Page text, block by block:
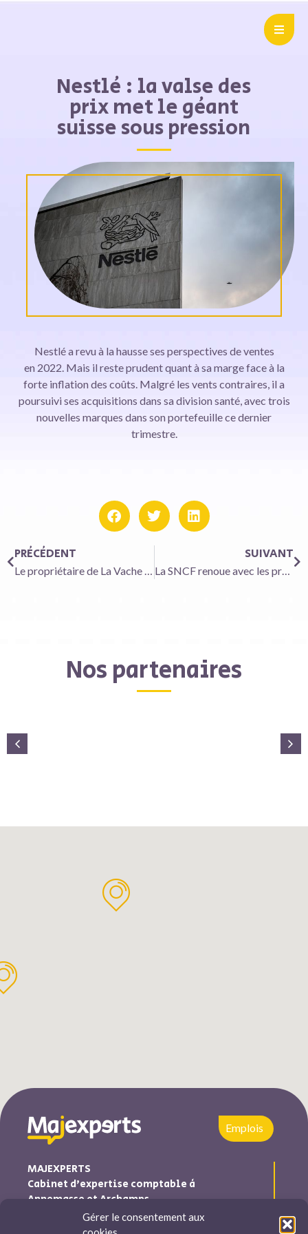
Gérer le consentement aux
Nestlé : la valse des
prix met le géant
suisse sous pression
Nestlé a revu à la hausse ses perspectives de ventes
en 2022. Mais il reste prudent quant à sa marge face à la
forte inflation des coûts. Malgré les vents contraires, il a
poursuivi ses acquisitions dans sa division santé, avec trois
nouvelles marques dans son portefeuille ce dernier
trimestre.
PRÉCÉDENT
Le propriétaire de La Vache qui rit et Babybel fortement touché par l’inflation
SUIVANT
La SNCF renoue avec les profits grâce au TGV et à la logistique
Nos partenaires
Emplois
MAJEXPERTS
Cabinet d’expertise comptable à
Annemasse et Archamps
Majexperts est inscrite au tableau de l’ordre des experts